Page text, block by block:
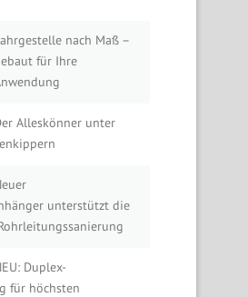
nach Maß –
für Ihre
Alleskönner unter
unterstützt die
Duplex-
für höchsten